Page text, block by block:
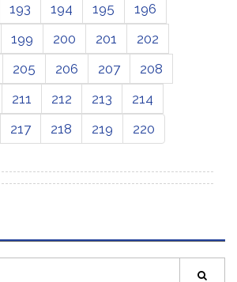
193 194 195
196
199 200 201
202
205 206 207
208
211 212 213
214
217 218 219 220